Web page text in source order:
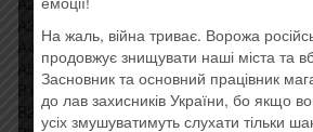
A3. Funeral For A Friend Roses For The
A4. HIM (2) Wings Of A Butterfly
A5. My Chemical Romance Welcome To
B1. Biffy Clyro Mountains
B2. Trivium Until The World Goes Cold
На жаль, війна триває. Ворожа
продовжує знищувати наші міста та
Засновник та основний працівник
до лав захисників України, бо якщо
усіх змушуватимуть слухати тільки